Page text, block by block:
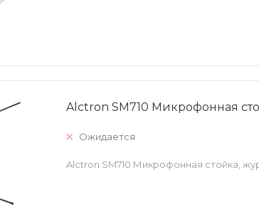
Alctron SM710 Микрофонная
Ожидается
Alctron SM710 Микрофонная стойка,